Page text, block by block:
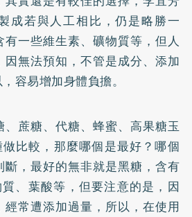
成若與人工相比，仍是略勝一
一些維生素、礦物質等，但人
無法預知，不管是成分、添加
容易增加身體負擔。
蔗糖、代糖、蜂蜜、高果糖玉
比較，那麼哪個是最好？哪個
，最好的無非就是黑糖，含有
、 葉酸等，但要注意的是，因
常遭添加過量，所以，在使用